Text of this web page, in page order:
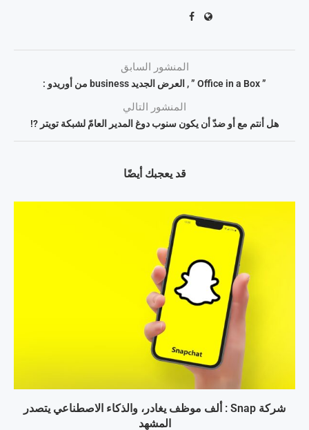
المنشور السابق
” Office in a Box ” , العرض الجديد business من أوريدو :
المنشور التالي
هل أنتم مع أو ضدّ أن يكون سنوب دوغ المدير العامّ لشبكة تويتر ?!
قد يعجبك أيضًا
شركة Snap : ألف موظف يغادر، والذكاء الاصطناعي يتصدر
المشهد